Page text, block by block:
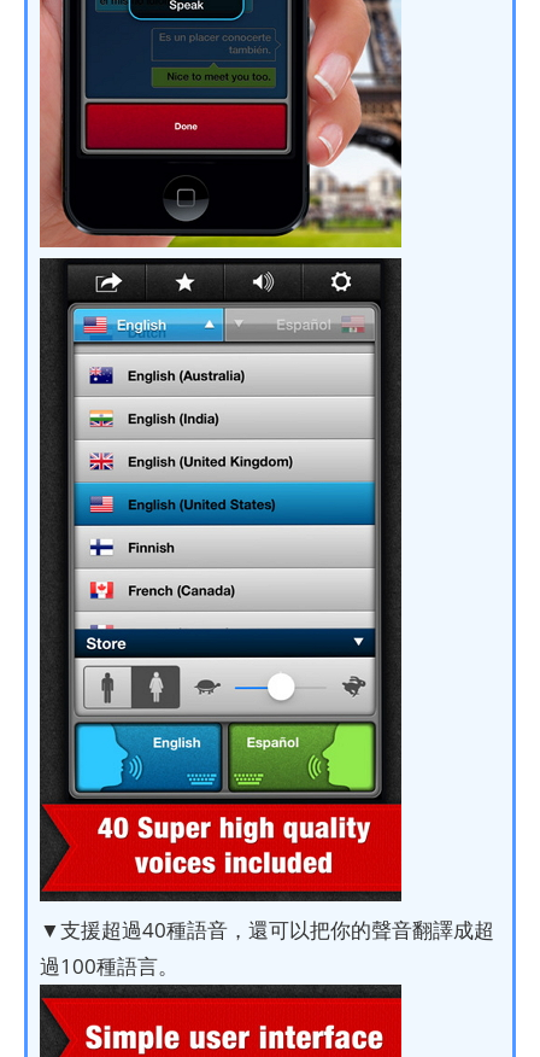
▼支援超過40種語音，還可以把你的聲音翻譯成超
過100種語言。